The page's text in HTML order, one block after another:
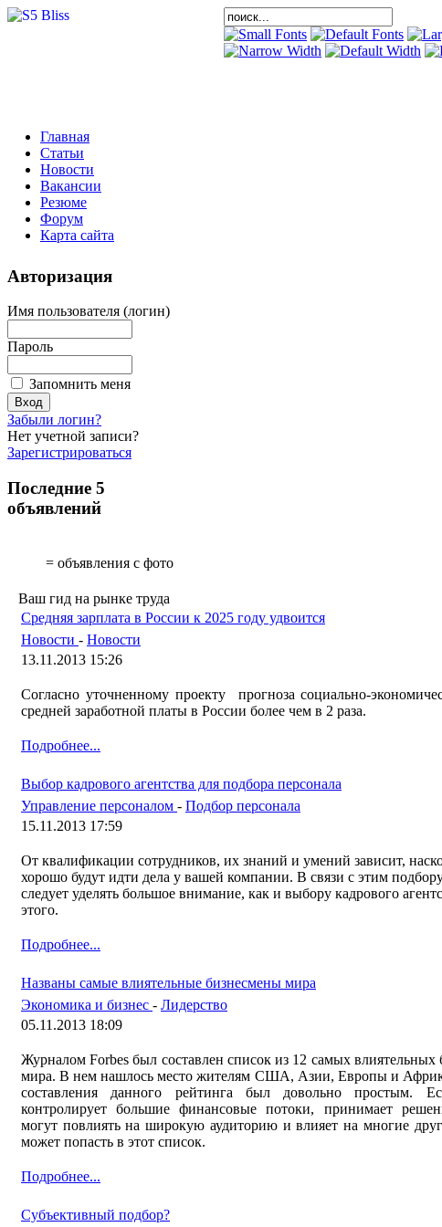
Главная
Статьи
Новости
Вакансии
Резюме
Форум
Карта сайта
Авторизация
Имя пользователя (логин)
Пароль
Запомнить меня
Забыли логин?
Нет учетной записи?
Зарегистрироваться
Последние 5
объявлений
= объявления с фото
Ваш гид на рынке труда
Средняя зарплата в России к 2025 году удвоится
Новости - Новости
13.11.2013 15:26
Согласно уточненному проекту прогноза социально-
средней заработной платы в России более чем в 2 раза.
Подробнее...
Выбор кадрового агентства для подбора персонала
Управление персоналом - Подбор персонала
15.11.2013 17:59
От квалификации сотрудников, их знаний и умений зависит,
хорошо будут идти дела у вашей компании. В связи с этим
следует уделять большое внимание, как и выбору кадрового
этого.
Подробнее...
Названы самые влиятельные бизнесмены мира
Экономика и бизнес - Лидерство
05.11.2013 18:09
Журналом Forbes был составлен список из 12 самых влиятельных
мира. В нем нашлось место жителям США, Азии, Европы и
составления данного рейтинга был довольно простым.
контролирует большие финансовые потоки, принимает
могут повлиять на широкую аудиторию и влияет на многие
может попасть в этот список.
Подробнее...
Субъективный подбор?